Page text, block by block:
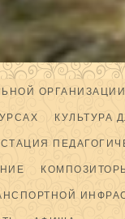
ОРГАНИЗАЦИИ
КУЛЬТУРА